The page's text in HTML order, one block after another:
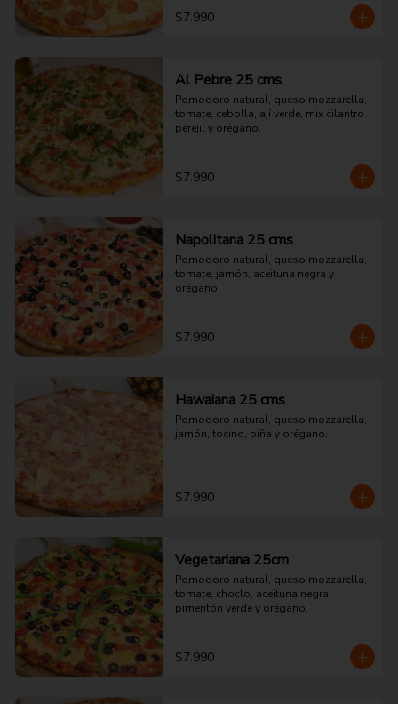
$7.990
Al Pebre 25 cms
Pomodoro natural, queso mozzarella,
tomate, cebolla, ají verde, mix cilantro
perejil y orégano.
$7.990
Napolitana 25 cms
Pomodoro natural, queso mozzarella,
tomate, jamón, aceituna negra y
orégano.
$7.990
Hawaiana 25 cms
Pomodoro natural, queso mozzarella,
jamón, tocino, piña y orégano.
$7.990
Vegetariana 25cm
Pomodoro natural, queso mozzarella,
tomate, choclo, aceituna negra,
pimentón verde y orégano.
$7.990